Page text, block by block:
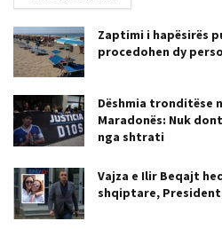
Zaptimi i hapësirës
procedohen dy
Dëshmia tronditëse
Maradonës: Nuk
nga shtrati
Vajza e Ilir Beqajt
shqiptare,